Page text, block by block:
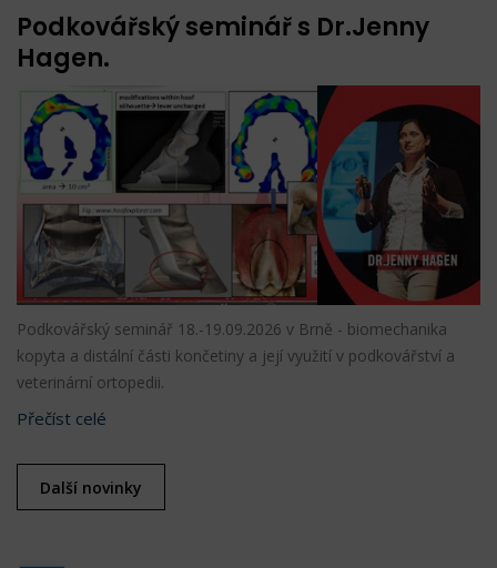
Podkovářský seminář s Dr.Jenny
Hagen.
Podkovářský seminář 18.-19.09.2026 v Brně - biomechanika
kopyta a distální části končetiny a její využití v podkovářství a
veterinární ortopedii.
Přečíst celé
Další novinky